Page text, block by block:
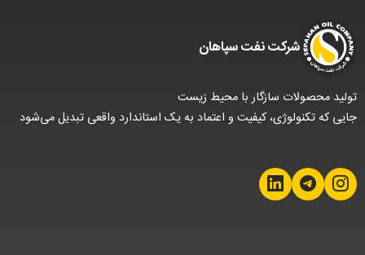
شركت نفت سپاهان
تولید محصولات سازگار با محیط زیست
جایی که تکنولوژی، کیفیت و اعتماد به یک استاندارد واقعی تبدیل می‌شود